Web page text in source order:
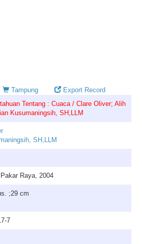
Tampung
Export Record
Tentang : Cuaca / Clare Oliver; Alih
Kusumaningsih, SH,LLM
SH,LLM
Raya, 2004
;29 cm
7